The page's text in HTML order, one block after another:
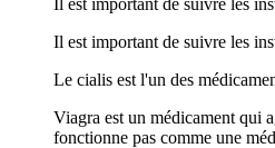
Il est important de suivre les
Il est important de suivre les
Le cialis est l'un des
Viagra est un médicament qui
fonctionne pas comme une